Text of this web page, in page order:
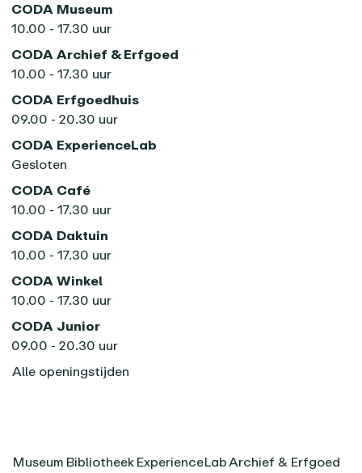
CODA Museum
10.00 - 17.30 uur
CODA Archief & Erfgoed
10.00 - 17.30 uur
CODA Erfgoedhuis
09.00 - 20.30 uur
CODA ExperienceLab
Gesloten
CODA Café
10.00 - 17.30 uur
CODA Daktuin
10.00 - 17.30 uur
CODA Winkel
10.00 - 17.30 uur
CODA Junior
09.00 - 20.30 uur
Alle openingstijden
Museum Bibliotheek ExperienceLabArchief & Erfgoed